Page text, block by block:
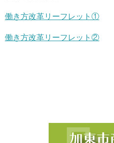
働き方改革リーフレット①
働き方改革リーフレット②